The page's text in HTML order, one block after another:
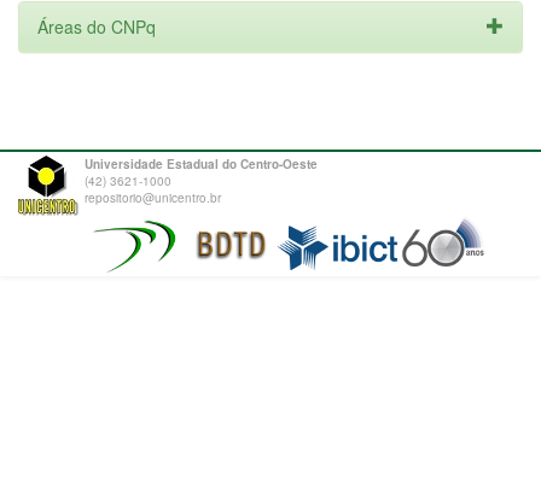
Áreas do CNPq
Universidade Estadual do Centro-Oeste
(42) 3621-1000
repositorio@unicentro.br